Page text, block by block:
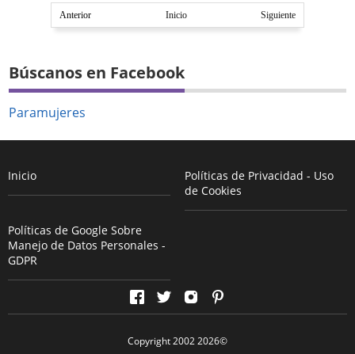
Anterior Siguiente
Inicio
Búscanos en Facebook
Paramujeres
Inicio
Políticas de Privacidad - Uso
de Cookies
Políticas de Google Sobre
Manejo de Datos Personales -
GDPR
Copyright 20022026©